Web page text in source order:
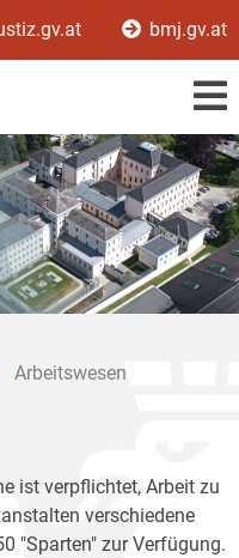
bmj.gv.at
Arbeitswesen
ist verpflichtet, Arbeit zu
verschiedene
"Sparten" zur Verfügung.